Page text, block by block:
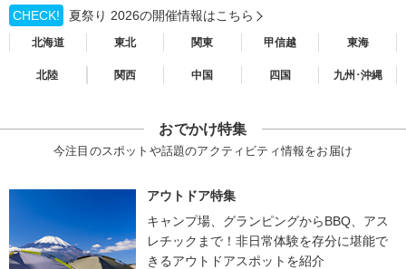
CHECK! 夏祭り 2026の開催情報はこちら
北海道 東北 関東 甲信越 東海
北陸 関西 中国 四国 九州･沖縄
おでかけ特集
今注目のスポットや話題のアクティビティ情報をお届け
アウトドア特集
キャンプ場、グランピングからBBQ、アス
レチックまで！非日常体験を存分に堪能で
きるアウトドアスポットを紹介